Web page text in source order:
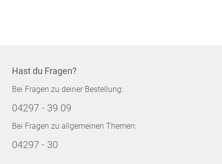
Hast du Fragen?
Bei Fragen zu deiner Bestellung:
04297 - 39 09
Bei Fragen zu allgemeinen Themen:
04297 - 30